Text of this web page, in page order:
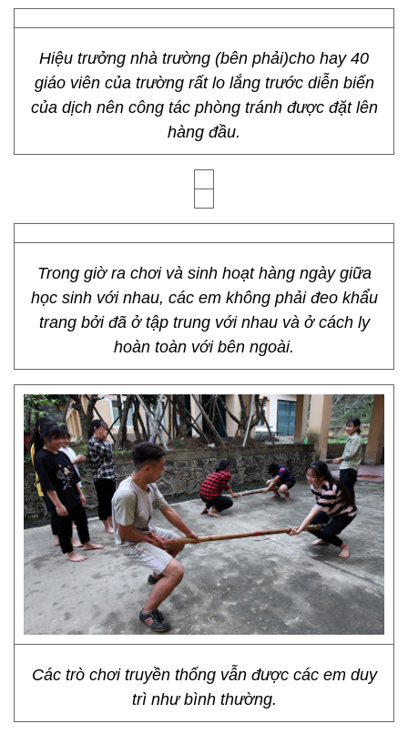
Hiệu trưởng nhà trường (bên phải)cho hay 40
giáo viên của trường rất lo lắng trước diễn biến
của dịch nên công tác phòng tránh được đặt lên
hàng đầu.
Trong giờ ra chơi và sinh hoạt hàng ngày giữa
học sinh với nhau, các em không phải đeo khẩu
trang bởi đã ở tập trung với nhau và ở cách ly
hoàn toàn với bên ngoài.
Các trò chơi truyền thống vẫn được các em duy
trì như bình thường.